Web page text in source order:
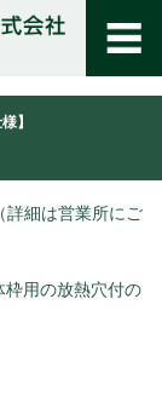
】
細は営業所にご
用の放熱穴付の